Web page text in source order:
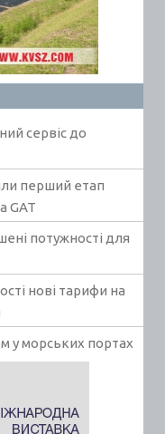
сервіс до
перший етап
GAT
потужності для
нові тарифи на
у морських портах